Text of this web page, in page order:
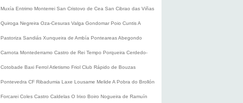
Muxía Entrimo Monterrei San Cristovo de Cea San Cibrao das Viñas
Quiroga Negreira Oza-Cesuras Valga Gondomar Poio CuntisA
Pastoriza Sandiás Xunqueira de Ambía PonteareasAbegondo
Carnota Montederramo Castro de Rei Tempo Porqueira Cerdedo-
Cotobade Baxi FerrolAtletismo Friol Club Rápido de Bouzas
Pontevedra CF Ribadumia Laxe Lousame Melide A Pobra do Brollón
Forcarei Coles Castro Caldelas O Irixo Boiro Nogueira de Ramuín